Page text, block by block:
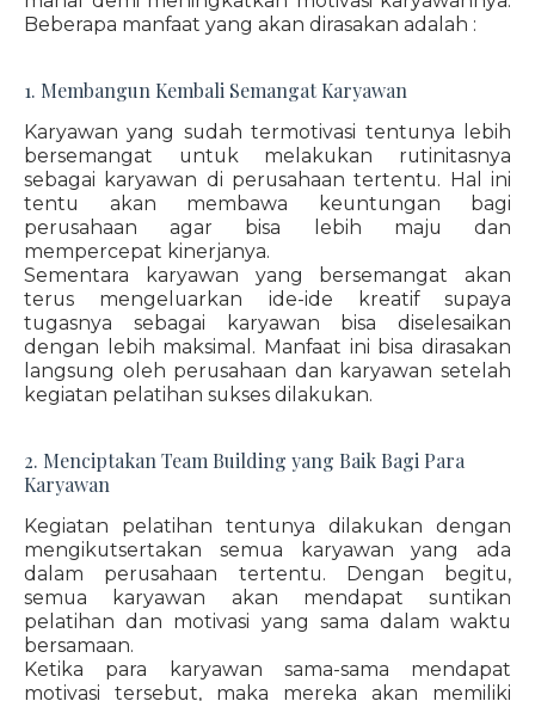
Beberapa manfaat yang akan dirasakan adalah :
1. Membangun Kembali Semangat Karyawan
Karyawan yang sudah termotivasi tentunya lebih
bersemangat untuk melakukan rutinitasnya
sebagai karyawan di perusahaan tertentu. Hal ini
tentu akan membawa keuntungan bagi
perusahaan agar bisa lebih maju dan
mempercepat kinerjanya.
Sementara karyawan yang bersemangat akan
terus mengeluarkan ide-ide kreatif supaya
tugasnya sebagai karyawan bisa diselesaikan
dengan lebih maksimal. Manfaat ini bisa dirasakan
langsung oleh perusahaan dan karyawan setelah
kegiatan pelatihan sukses dilakukan.
2. Menciptakan Team Building yang Baik Bagi Para
Karyawan
Kegiatan pelatihan tentunya dilakukan dengan
mengikutsertakan semua karyawan yang ada
dalam perusahaan tertentu. Dengan begitu,
semua karyawan akan mendapat suntikan
pelatihan dan motivasi yang sama dalam waktu
bersamaan.
Ketika para karyawan sama-sama mendapat
motivasi tersebut, maka mereka akan memiliki